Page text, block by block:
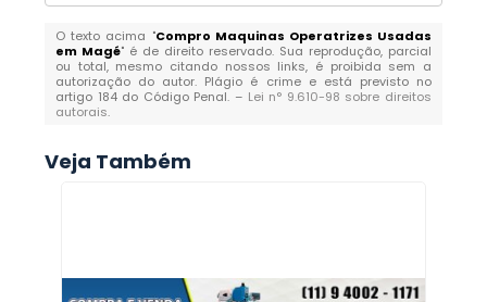
O texto acima "Compro Maquinas Operatrizes Usadas
em Magé" é de direito reservado. Sua reprodução, parcial
ou total, mesmo citando nossos links, é proibida sem a
autorização do autor. Plágio é crime e está previsto no
artigo 184 do Código Penal. – Lei n° 9.610-98 sobre direitos
autorais.
Veja Também